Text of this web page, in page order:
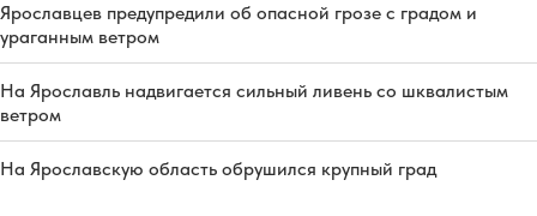
Ярославцев предупредили об опасной грозе с градом и
ураганным ветром
На Ярославль надвигается сильный ливень со шквалистым
ветром
На Ярославскую область обрушился крупный град